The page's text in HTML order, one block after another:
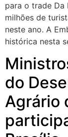
para o trade Da
milhões de
neste ano. A
histórica nesta
do
Agrário